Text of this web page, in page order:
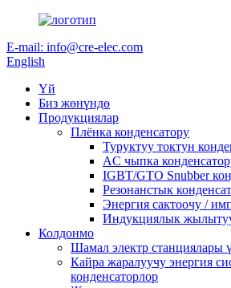
E-mail: info@cre-elec.com
English
Үй
Биз жөнүндө
Продукциялар
Плёнка конденсатору
Туруктуу токтун
AC чыпка
IGBT/GTO Snubber
Резонанстык
Энергия сактоочу /
Индукциялык
Колдонмо
Шамал электр станциялары
Кайра жаралуучу энергия
конденсаторлор